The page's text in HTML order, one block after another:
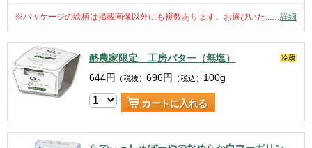
※パッケージの絵柄は掲載画像以外にも複数あります。お選びいた...…詳細
酪農家限定 工房バター（無塩） 冷蔵
644円 （税抜） 696円 （税込） 100g
カートに入れる